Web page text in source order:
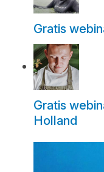
Gratis
Gratis
Holland